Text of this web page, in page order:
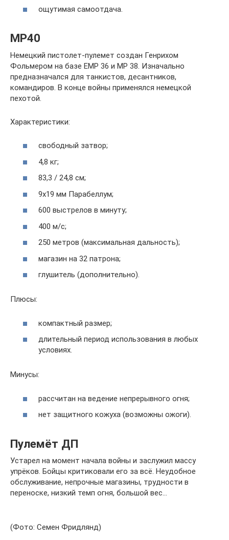
ощутимая самоотдача.
MP40
Немецкий пистолет-пулемет создан Генрихом
Фольмером на базе ЕМР 36 и МР 38. Изначально
предназначался для танкистов, десантников,
командиров. В конце войны применялся немецкой
пехотой.
Характеристики:
свободный затвор;
4,8 кг;
83,3 / 24,8 см;
9х19 мм Парабеллум;
600 выстрелов в минуту;
400 м/с;
250 метров (максимальная дальность);
магазин на 32 патрона;
глушитель (дополнительно).
Плюсы:
компактный размер;
длительный период использования в любых
условиях.
Минусы:
рассчитан на ведение непрерывного огня;
нет защитного кожуха (возможны ожоги).
Пулемёт ДП
Устарел на момент начала войны и заслужил массу
упрёков. Бойцы критиковали его за всё. Неудобное
обслуживание, непрочные магазины, трудности в
переноске, низкий темп огня, большой вес…
(Фото: Семен Фридлянд)